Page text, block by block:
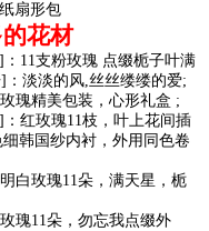
扇形包
花材
11支粉玫瑰 点缀栀子叶满
淡淡的风,丝丝缕缕的爱;
瑰精美包装，心形礼盒 ;
红玫瑰11枝，叶上花间插
韩国纱内衬，外用同色卷
白玫瑰11朵，满天星，栀
瑰11朵，勿忘我点缀外